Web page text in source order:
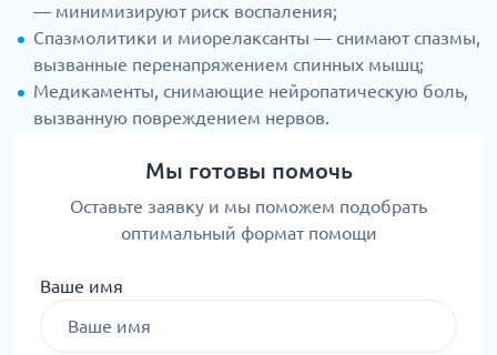
— минимизируют риск воспаления;
Спазмолитики и миорелаксанты — снимают спазмы,
вызванные перенапряжением спинных мышц;
Медикаменты, снимающие нейропатическую боль,
вызванную повреждением нервов.
Мы готовы помочь
Оставьте заявку и мы поможем подобрать
оптимальный формат помощи
Ваше имя